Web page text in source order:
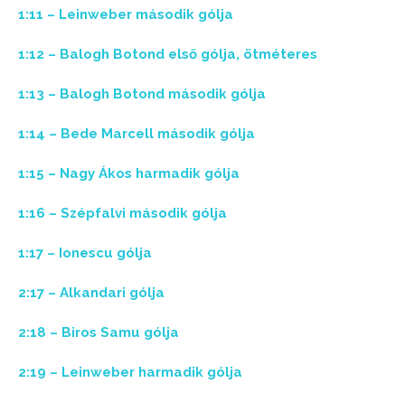
1:11 – Leinweber második gólja
1:12 – Balogh Botond első gólja, ötméteres
1:13 – Balogh Botond második gólja
1:14 – Bede Marcell második gólja
1:15 – Nagy Ákos harmadik gólja
1:16 – Szépfalvi második gólja
1:17 – Ionescu gólja
2:17 – Alkandari gólja
2:18 – Biros Samu gólja
2:19 – Leinweber harmadik gólja